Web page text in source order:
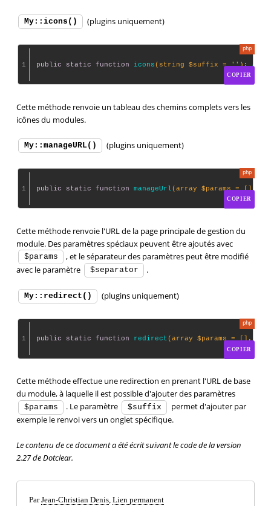
My::icons() (plugins uniquement)
1 public static function icons (string $suffix = ''):
COPIER
Cette méthode renvoie un tableau des chemins complets vers les
icônes du modules.
My::manageURL() (plugins uniquement)
1 public static function manageUrl (array $params = [],
COPIER
Cette méthode renvoie l'URL de la page principale de gestion du
module. Des paramètres spéciaux peuvent être ajoutés avec
$params
, et le séparateur des paramètres peut être modifié
avec le paramètre
$separator .
My::redirect() (plugins uniquement)
1 public static function redirect (array $params = [],
COPIER
Cette méthode effectue une redirection en prenant l'URL de base
du module, à laquelle il est possible d'ajouter des paramètres
$params . Le paramètre $suffix
permet d'ajouter par
exemple le renvoi vers un onglet spécifique.
Le contenu de ce document a été écrit suivant le code de la version
2.27 de Dotclear.
ParJean-Christian Denis, Lien permanent